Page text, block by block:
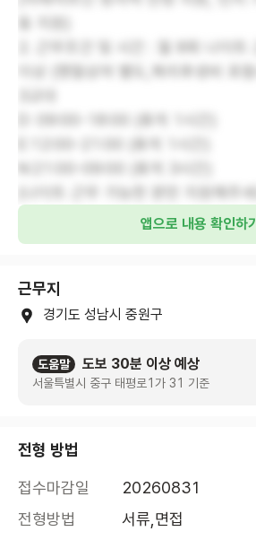
앱으로 내용 확인하기
근무지
경기도 성남시 중원구
도움말 도보 30분 이상 예상
서울특별시 중구 태평로1가 31 기준
전형 방법
접수마감일
20260831
전형방법
서류,면접